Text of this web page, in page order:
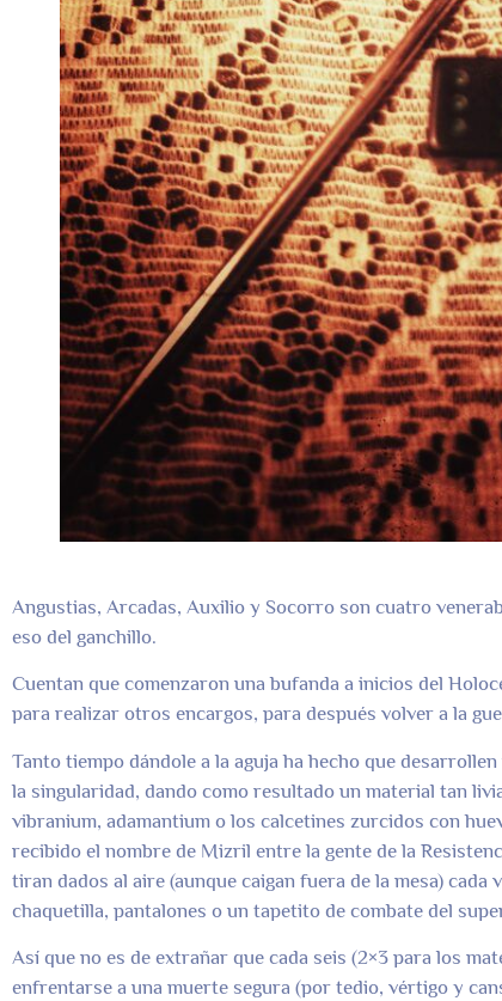
Angustias, Arcadas, Auxilio y Socorro son cuatro
eso del ganchillo.
Cuentan que comenzaron una bufanda a inicios del
para realizar otros encargos, para después volver a la
Tanto tiempo dándole a la aguja ha hecho que
la singularidad, dando como resultado un material tan
vibranium, adamantium o los calcetines zurcidos con
recibido el nombre de Mizril entre la gente de la
tiran dados al aire (aunque caigan fuera de la mesa)
chaquetilla, pantalones o un tapetito de combate del
Así que no es de extrañar que cada seis (2×3 para los
enfrentarse a una muerte segura (por tedio, vértigo y